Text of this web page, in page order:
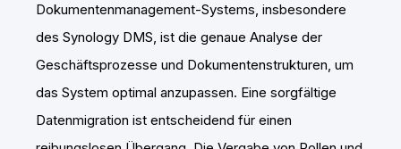
Dokumentenmanagement-Systems, insbesondere
des Synology DMS, ist die genaue Analyse der
Geschäftsprozesse und Dokumentenstrukturen, um
das System optimal anzupassen. Eine sorgfältige
Datenmigration ist entscheidend für einen